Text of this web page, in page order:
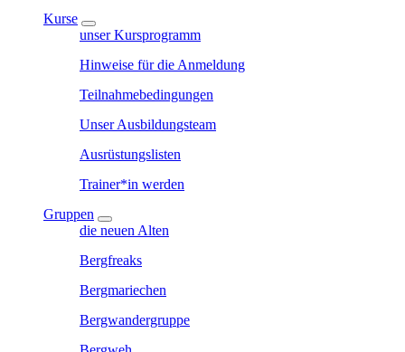
Kurse
unser Kursprogramm
Hinweise für die Anmeldung
Teilnahmebedingungen
Unser Ausbildungsteam
Ausrüstungslisten
Trainer*in werden
Gruppen
die neuen Alten
Bergfreaks
Bergmariechen
Bergwandergruppe